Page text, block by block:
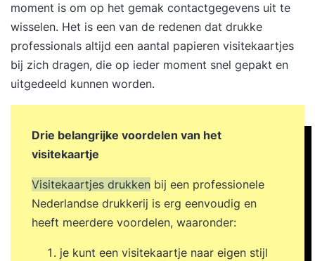
moment is om op het gemak contactgegevens uit te
wisselen. Het is een van de redenen dat drukke
professionals altijd een aantal papieren visitekaartjes
bij zich dragen, die op ieder moment snel gepakt en
uitgedeeld kunnen worden.
Drie belangrijke voordelen van het
visitekaartje
Visitekaartjes drukken bij een professionele
Nederlandse drukkerij is erg eenvoudig en
heeft meerdere voordelen, waaronder:
je kunt een visitekaartje naar eigen stijl